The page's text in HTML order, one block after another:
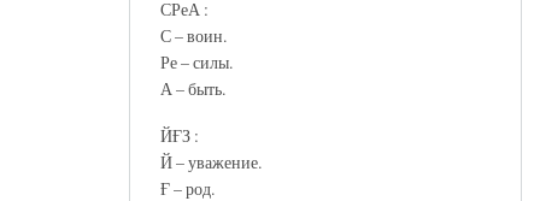
СРеА :
С – воин.
Ре – силы.
А – быть.
ЙҒЗ :
Й – уважение.
Ғ – род.